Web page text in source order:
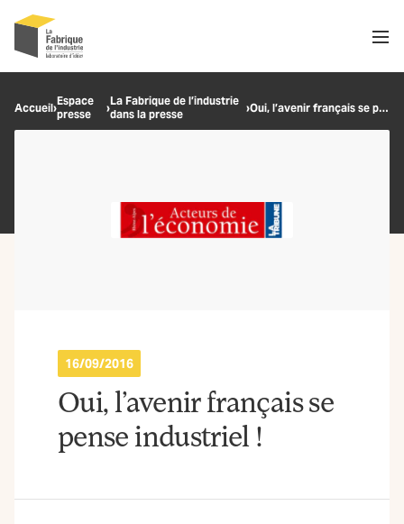
Recherche
Accueil›Espace
presse
›La Fabrique de l’industrie
dans la presse
› Oui, l’avenir français se pense industriel !
16/09/2016
Oui, l’avenir français se
pense industriel !